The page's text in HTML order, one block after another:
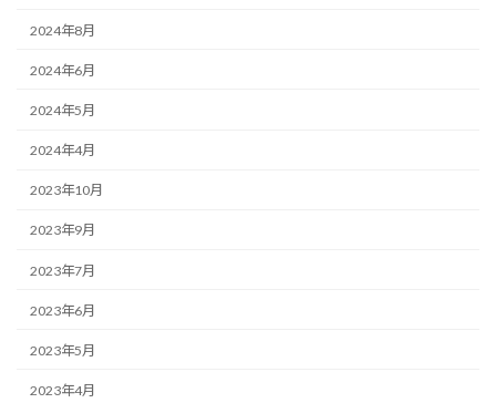
2024年8月
2024年6月
2024年5月
2024年4月
2023年10月
2023年9月
2023年7月
2023年6月
2023年5月
2023年4月